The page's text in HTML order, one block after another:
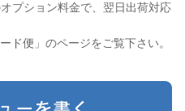
プション料金で、翌日出荷対応
ド便 」のページをご覧下さい。